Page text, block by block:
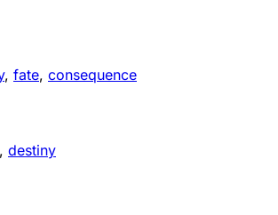
, fate, consequence
, destiny